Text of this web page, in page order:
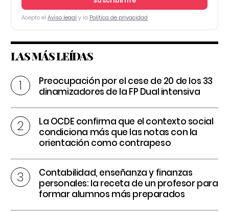
Acepto el Aviso legal y la Política de privacidad
LAS MÁS LEÍDAS
Preocupación por el cese de 20 de los 33
dinamizadores de la FP Dual intensiva
La OCDE confirma que el contexto social
condiciona más que las notas con la
orientación como contrapeso
Contabilidad, enseñanza y finanzas
personales: la receta de un profesor para
formar alumnos más preparados